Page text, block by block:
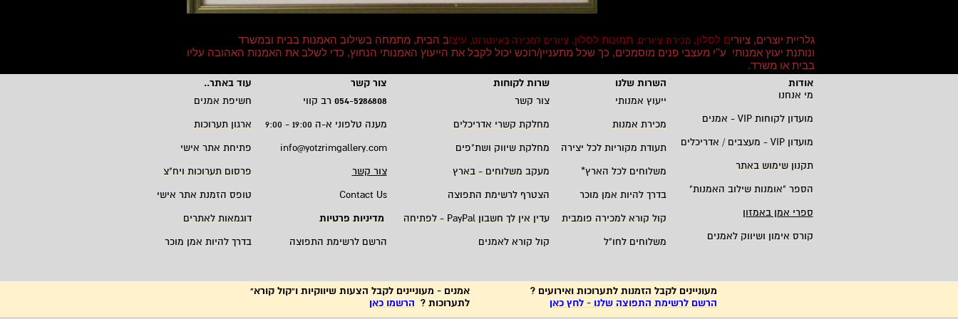
גלריית יוצרים, ציורים לסלון, מכירת ציורים, תמונות לסלון, ציורים למכירה באינטרנט, עיצוב הבית, מתמחה בשילוב האמנות בבית ובמשרד
ונותנת יעוץ אמנותי ע''י מעצבי פנים מוסמכים, כך שכל מתעניין/רוכש יכול לקבל את הייעוץ האמנותי הנחוץ, כדי לשלב את האמנות האהובה עליו
בבית או משרד.
אודות
השרות שלנו שרות לקוחות צור קשר עוד באתר..
מי אנחנו
ייעוץ אמנותי צור קשר 054-5286808 רב קווי
חשיפת אמנים
מועדון לקוחות VIP - אמנים מכירת אמנות מחלקת קשרי אדריכלים מענה טלפוני א-ה 19:00 - 9:00
ארגון תערוכות
מועדון VIP - מעצבים / אדריכלים תעודת מקוריות לכל יצירה מחלקת שיווק ושת"פים info@yotzrimgallery.com
פתיחת אתר אישי
תקנון שימוש באתר
משלוחים לכל הארץ* מעקב משלוחים - בארץ צור קשר
פרסום תערוכות ויח"צ
הספר "אומנות שילוב האמנות" בדרך להיות אמן מוכר הצטרף לרשימת התפוצה Contact Us
טופס הזמנת אתר אישי
ספרי אמן באמזון
קול קורא למכירה פומבית עדין אין לך חשבון PayPal - לפתיחה מדיניות פרטיות
דוגמאות לאתרים
קורס אימון ושיווק לאמנים
משלוחים לחו"ל קול קורא לאמנים הרשם לרשימת התפוצה בדרך להיות אמן מוכר
מעוניינים לקבל הזמנות לתערוכות ואירועים ?
הרשם לרשימת התפוצה שלנו - לחץ כאן
אמנים - מעוניינים לקבל הצעות שיווקיות ו"קול קורא"
לתערוכות ? הרשמו כאן